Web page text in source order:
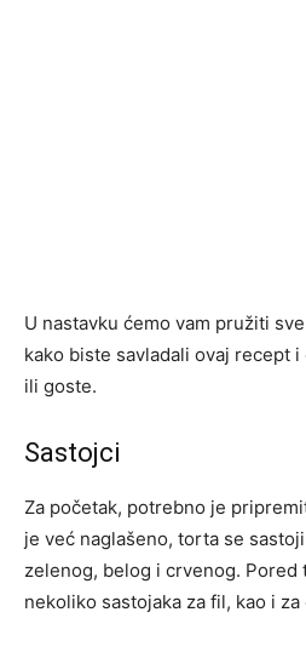
U nastavku ćemo vam pružiti
kako biste savladali ovaj recept
ili goste.
Sastojci
Za početak, potrebno je
je već naglašeno, torta se
zelenog, belog i crvenog. Pored
nekoliko sastojaka za fil, kao i